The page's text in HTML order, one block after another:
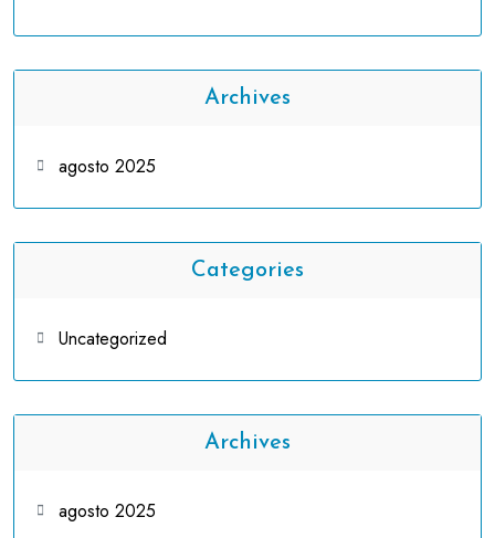
Archives
agosto 2025
Categories
Uncategorized
Archives
agosto 2025